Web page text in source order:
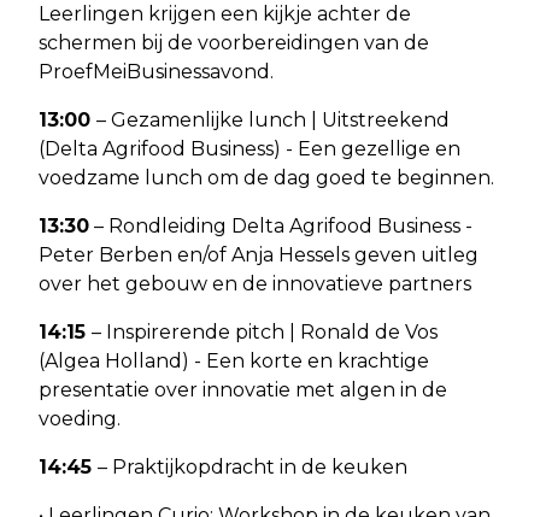
Leerlingen krijgen een kijkje achter de
schermen bij de voorbereidingen van de
ProefMeiBusinessavond.
13:00 – Gezamenlijke lunch | Uitstreekend
(Delta Agrifood Business) - Een gezellige en
voedzame lunch om de dag goed te beginnen.
13:30 – Rondleiding Delta Agrifood Business -
Peter Berben en/of Anja Hessels geven uitleg
over het gebouw en de innovatieve partners
14:15 – Inspirerende pitch | Ronald de Vos
(Algea Holland) - Een korte en krachtige
presentatie over innovatie met algen in de
voeding.
14:45 – Praktijkopdracht in de keuken